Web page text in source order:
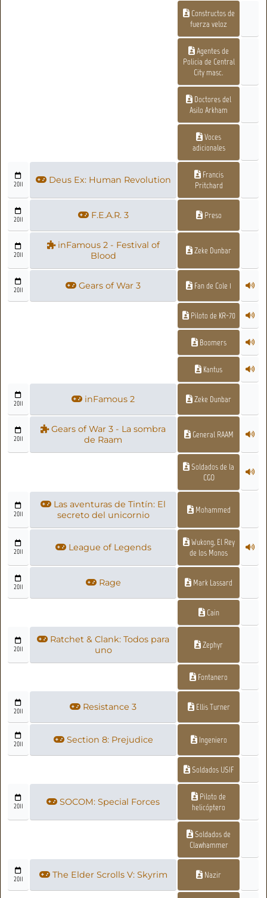
Constructos de
fuerza veloz
Agentes de
Policia de Central
City masc.
Doctores del
Asilo Arkham
Voces
adicionales
2011 Deus Ex: Human Revolution
Francis
Pritchard
2011 F.E.A.R. 3 Preso
2011
inFamous 2 - Festival of
Blood
Zeke Dunbar
2011 Gears of War 3 Fan de Cole 1
Piloto de KR-70
Boomers
Kantus
2011 inFamous 2 Zeke Dunbar
2011
Gears of War 3 - La sombra
de Raam
General RAAM
Soldados de la
CGO
2011
Las aventuras de Tintín: El
secreto del unicornio
Mohammed
2011 League of Legends
Wukong, El Rey
de los Monos
2011 Rage Mark Lassard
Cain
2011
Ratchet & Clank: Todos para
uno
Zephyr
Fontanero
2011 Resistance 3 Ellis Turner
2011 Section 8: Prejudice Ingeniero
Soldados USIF
2011 SOCOM: Special Forces
Piloto de
helicóptero
Soldados de
Clawhammer
2011 The Elder Scrolls V: Skyrim Nazir